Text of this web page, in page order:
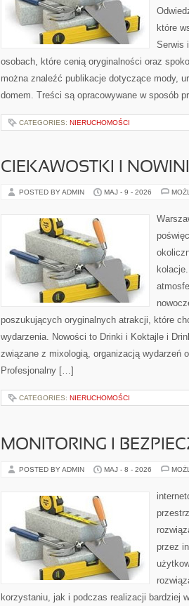
które
Serwis
osobach, które cenią oryginalności oraz
można znaleźć publikacje dotyczące mody,
domem. Treści są opracowywane w sposób
CATEGORIES: NIERUCHOMOŚCI
CIEKAWOSTKI I
POSTED BY ADMIN MAJ - 9 - 2026
poszukujących oryginalnych atrakcji, które
wydarzenia. Nowości to Drinki i Koktajle i
związane z mixologią, organizacją wydarzeń
Profesjonalny […]
CATEGORIES: NIERUCHOMOŚCI
MONITORING I
POSTED BY ADMIN MAJ - 8 - 2026
przez
korzystaniu, jak i podczas realizacji bardziej